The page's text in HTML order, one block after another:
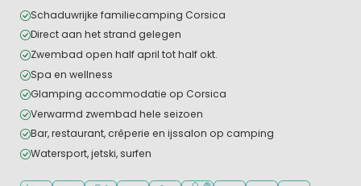
Schaduwrijke familiecamping Corsica
Direct aan het strand gelegen
Zwembad open half april tot half okt.
Spa en wellness
Glamping accommodatie op Corsica
Verwarmd zwembad hele seizoen
Bar, restaurant, crêperie en ijssalon op camping
Watersport, jetski, surfen